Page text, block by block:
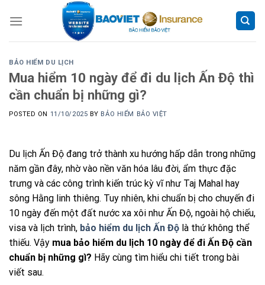
BẢO HIỂM DU LỊCH
Mua hiểm 10 ngày để đi du lịch Ấn Độ thì
cần chuẩn bị những gì?
POSTED ON 11/10/2025 BY BẢO HIỂM BẢO VIỆT
Du lịch Ấn Độ đang trở thành xu hướng hấp dẫn trong những
năm gần đây, nhờ vào nền văn hóa lâu đời, ẩm thực đặc
trưng và các công trình kiến trúc kỳ vĩ như Taj Mahal hay
sông Hằng linh thiêng. Tuy nhiên, khi chuẩn bị cho chuyến đi
10 ngày đến một đất nước xa xôi như Ấn Độ, ngoài hộ chiếu,
visa và lịch trình, bảo hiểm du lịch Ấn Độ là thứ không thể
thiếu. Vậy mua bảo hiểm du lịch 10 ngày để đi Ấn Độ cần
chuẩn bị những gì? Hãy cùng tìm hiểu chi tiết trong bài
viết sau.